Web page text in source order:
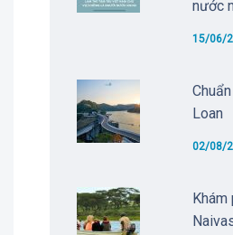
nước
15/06/
Loan
02/08/
Khám